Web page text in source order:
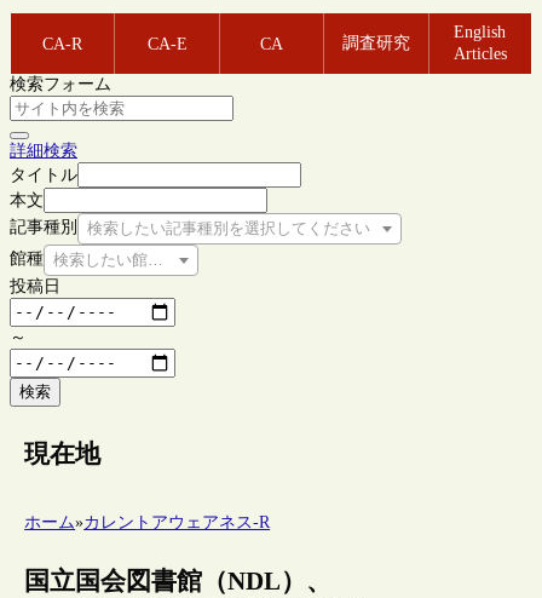
CA-R CA-E CA 調査研究
English
Articles
検索フォーム
詳細検索
タイトル
本文
記事種別
検索したい記事種別を選択してください
館種 検索したい館種を選択してください
投稿日
～
検索
現在地
ホーム»カレントアウェアネス-R
国立国会図書館（NDL）、